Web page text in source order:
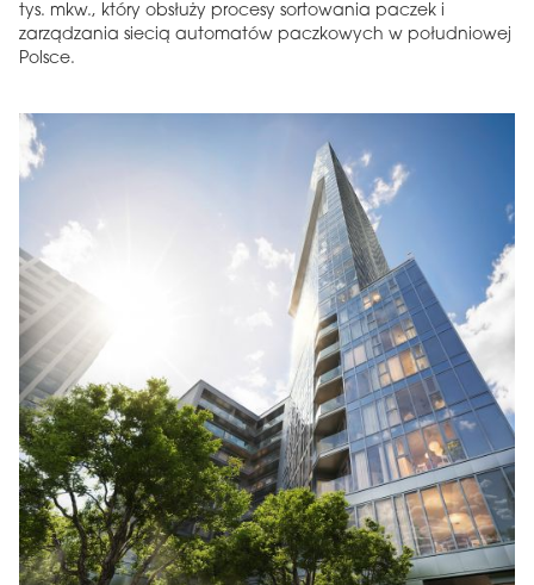
tys. mkw., który obsłuży procesy sortowania paczek i
zarządzania siecią automatów paczkowych w południowej
Polsce.